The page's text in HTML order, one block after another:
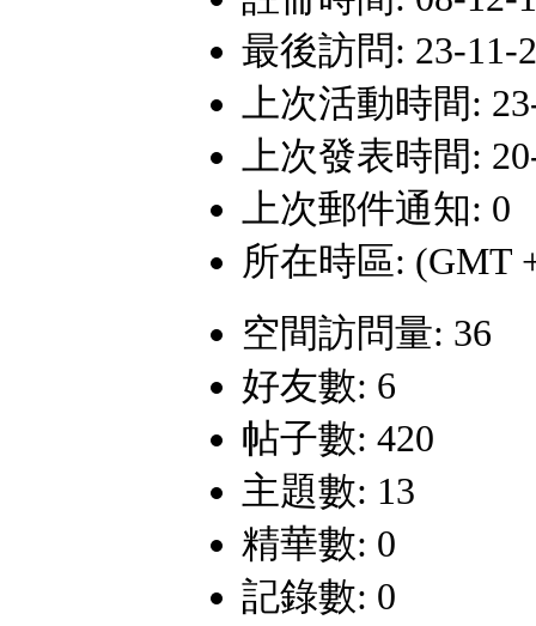
最後訪問: 23-11-
上次活動時間:
上次發表時間:
上次郵件通知: 0
所在時區: (GMT
空間訪問量: 36
好友數: 6
帖子數: 420
主題數: 13
精華數: 0
記錄數: 0